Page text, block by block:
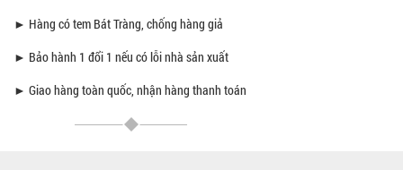
► Hàng có tem Bát Tràng, chống hàng giả
► Bảo hành 1 đổi 1 nếu có lỗi nhà sản xuất
► Giao hàng toàn quốc, nhận hàng thanh toán